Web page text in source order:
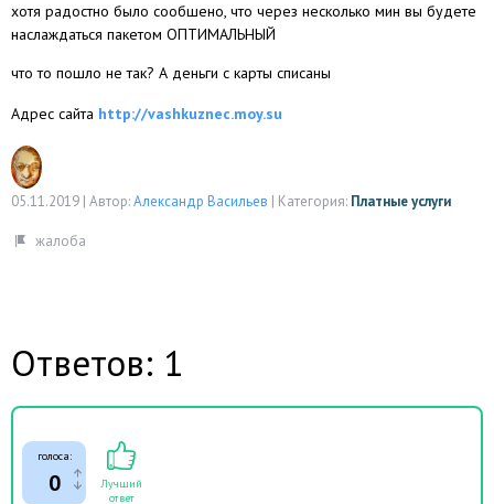
хотя радостно было сообшено, что через несколько мин вы будете
наслаждаться пакетом ОПТИМАЛЬНЫЙ
что то пошло не так? А деньги с карты списаны
Адрес сайта http://vashkuznec.moy.su
05.11.2019 | Автор:Александр Васильев | Категория: Платные услуги
Ответов: 1
голоса:
0
Лучший
ответ